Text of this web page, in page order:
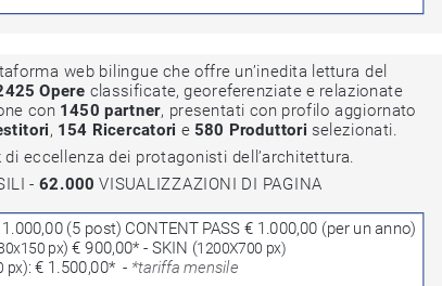
web bilingue che offre un’inedita lettura del
Opere classificate, georeferenziate e relazionate
con 1450 partner, presentati con profilo aggiornato
154 Ricercatori e 580 Produttori selezionati.
1.000,00 (5 post) CONTENT PASS€ 1.000,00 (per un anno)
px) € 900,00* - SKIN (1200X700 px)
px): € 1.500,00*  - *tariffa mensile
dei protagonisti dell’architettura.
- 62.000 VISUALIZZAZIONI DI PAGINA